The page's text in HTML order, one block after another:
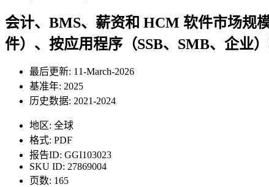
会计、BMS、薪资和 HCM 软件市场规
件）、按应用程序（SSB、SMB、企业
最后更新: 11-March-2026
基准年: 2025
历史数据: 2021-2024
地区: 全球
格式: PDF
报告ID: GGI103023
SKU ID: 27869004
页数: 165